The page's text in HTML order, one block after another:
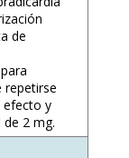
de
repetirse
efecto y
2 mg.